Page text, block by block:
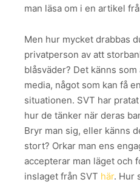
man läsa om i en artikel
Men hur mycket drabbas
privatperson av att
blåsväder? Det känns
media, något som kan få
situationen. SVT har
hur de tänker när deras
Bryr man sig, eller känns
stort? Orkar man ens
accepterar man läget och
inslaget från SVT här. Hur